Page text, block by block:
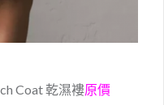
Coat 乾濕褸原價